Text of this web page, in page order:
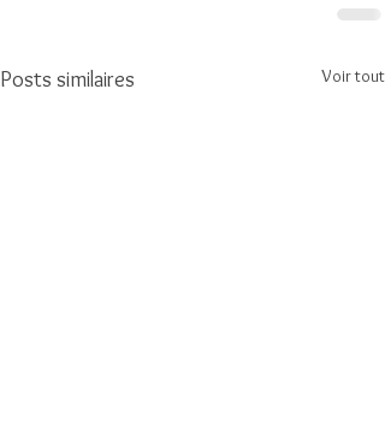
Posts similaires Voir tout